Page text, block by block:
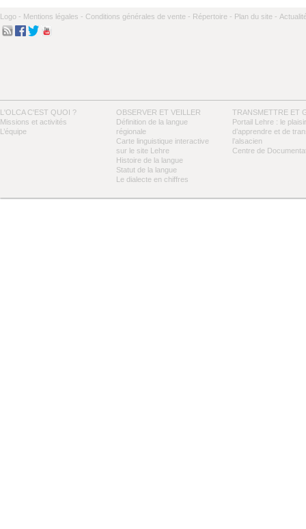
Logo - Mentions légales - Conditions générales de vente - Répertoire - Plan du site -
L'OLCA C'EST QUOI ?
Missions et activités
L’équipe
OBSERVER ET VEILLER
Définition de la langue
régionale
Carte linguistique interactive
sur le site Lehre
Histoire de la langue
Statut de la langue
Le dialecte en chiffres
TRANSMETTRE ET
Portail Lehre : le plaisir
d’apprendre et de
l’alsacien
Centre de